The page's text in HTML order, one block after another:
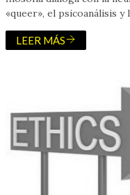
«queer», el psicoanálisis y
LEER MÁS